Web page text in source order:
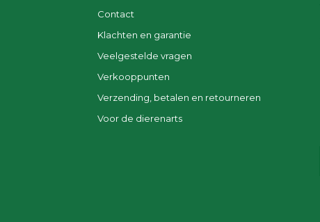
Contact
Klachten en garantie
Veelgestelde vragen
Verkooppunten
Verzending, betalen en retourneren
Voor de dierenarts